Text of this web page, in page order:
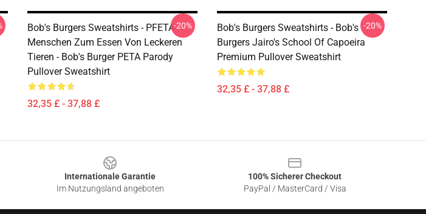
Bob's Burgers Sweatshirts - PFETA -
Menschen Zum Essen Von Leckeren
Tieren - Bob's Burger PETA Parody
Pullover Sweatshirt
32,35 £ - 37,88 £
-20%
Bob's Burgers Sweatshirts - Bob's
Burgers Jairo's School Of Capoeira
Premium Pullover Sweatshirt
32,35 £ - 37,88 £
-20%
Internationale Garantie
Im Nutzungsland angeboten
100% Sicherer Checkout
PayPal / MasterCard / Visa